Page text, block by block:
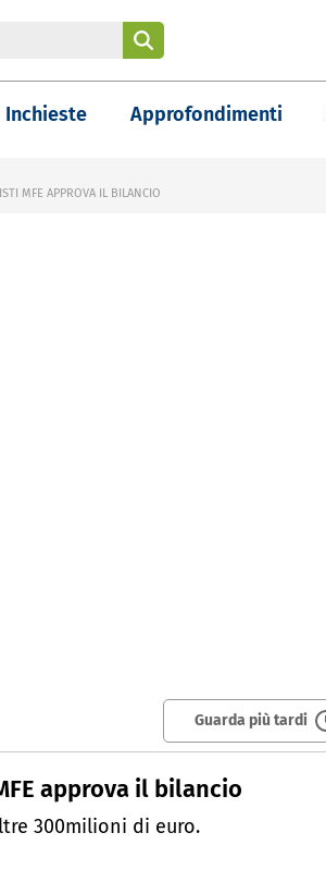
Inchieste Approfondimenti
MFE APPROVA IL BILANCIO
Guarda più tardi
approva il bilancio
300milioni di euro.